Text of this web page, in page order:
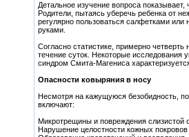
Детальное изучение вопроса
Родители, пытаясь уберечь ребенка от
регулярно пользоваться салфетками
руками.
Согласно статистике, примерно
течение суток. Некоторые исследования
синдром Смита-Магениса
Опасности ковыряния в носу
Несмотря на кажущуюся безобидность,
включают:
Микротрещины и повреждения слизистой
Нарушение целостности кожных